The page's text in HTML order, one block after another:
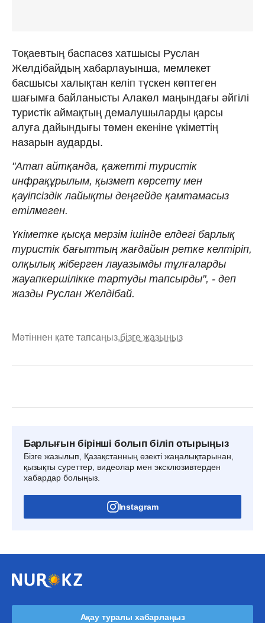
Тоқаевтың баспасөз хатшысы Руслан
Желдібайдың хабарлауынша, мемлекет
басшысы халықтан келіп түскен көптеген
шағымға байланысты Алакөл маңындағы әйгілі
туристік аймақтың демалушыларды қарсы
алуға дайындығы төмен екеніне үкіметтің
назарын аударды.
"Атап айтқанда, қажетті туристік
инфрақұрылым, қызмет көрсету мен
қауіпсіздік лайықты деңгейде қамтамасыз
етілмеген.
Үкіметке қысқа мерзім ішінде елдегі барлық
туристік бағыттың жағдайын ретке келтіріп,
олқылық жіберген лауазымды тұлғаларды
жауапкершілікке тартуды тапсырды", - деп
жазды Руслан Желдібай.
Мәтіннен қате тапсаңыз,бізге жазыңыз
Барлығын бірінші болып біліп отырыңыз
Бізге жазылып, Қазақстанның өзекті жаңалықтарынан,
қызықты суреттер, видеолар мен эксклюзивтерден
хабардар болыңыз.
Instagram
Ақау туралы хабарлаңыз